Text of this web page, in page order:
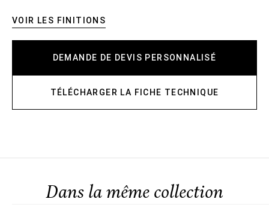
VOIR LES FINITIONS
DEMANDE DE DEVIS PERSONNALISÉ
TÉLÉCHARGER LA FICHE TECHNIQUE
Dans la même collection